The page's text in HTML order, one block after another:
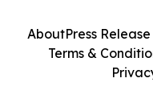
AboutPress
Terms &